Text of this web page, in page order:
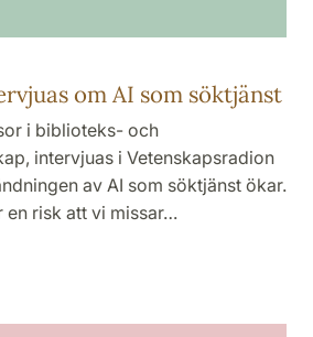
om AI som söktjänst
i biblioteks- och
intervjuas i Vetenskapsradion
av AI som söktjänst ökar.
en risk att vi missar…